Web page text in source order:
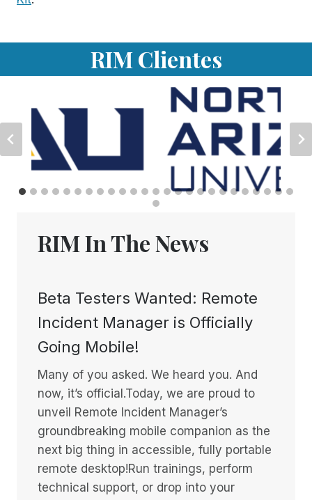
RIM Clientes
RIM In The News
Beta Testers Wanted: Remote
Incident Manager is Officially
Going Mobile!
Many of you asked. We heard you. And
now, it’s official.Today, we are proud to
unveil Remote Incident Manager’s
groundbreaking mobile companion as the
next big thing in accessible, fully portable
remote desktop!Run trainings, perform
technical support, or drop into your